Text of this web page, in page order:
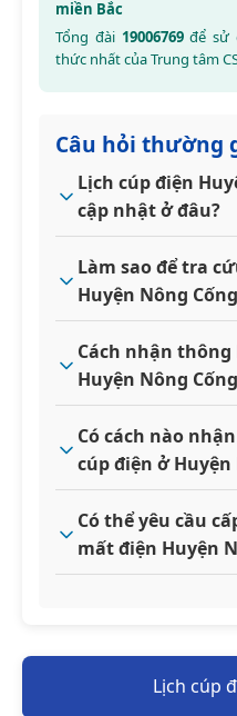
miền Bắc
Tổng đài 19006769để sử
thức nhất của Trung tâm
Câu hỏi thường
Lịch cúp điện
cập nhật ở đâu?
Làm sao để tra
Huyện Nông
Cách nhận
Huyện Nông
Có cách nào
cúp điện ở
Có thể yêu cầu
mất điện Huyện
Lịch cúp